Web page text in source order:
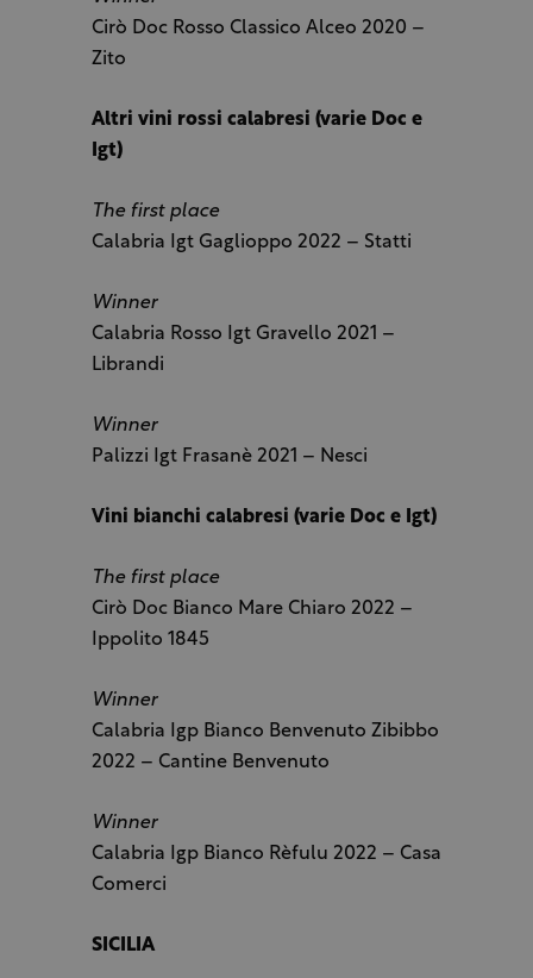
Cirò Doc Rosso Classico Alceo 2020 –
Zito
Altri vini rossi calabresi (varie Doc e
Igt)
The first place
Calabria Igt Gaglioppo 2022 – Statti
Winner
Calabria Rosso Igt Gravello 2021 –
Librandi
Winner
Palizzi Igt Frasanè 2021 – Nesci
Vini bianchi calabresi (varie Doc e Igt)
The first place
Cirò Doc Bianco Mare Chiaro 2022 –
Ippolito 1845
Winner
Calabria Igp Bianco Benvenuto Zibibbo
2022 – Cantine Benvenuto
Winner
Calabria Igp Bianco Rèfulu 2022 – Casa
Comerci
SICILIA